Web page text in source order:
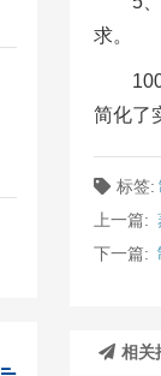
求。
简化了
标签:
上一篇:
下一篇:
相关